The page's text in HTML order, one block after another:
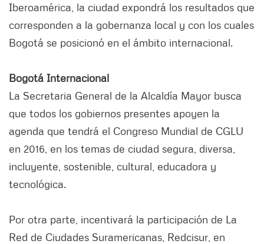
Iberoamérica, la ciudad expondrá los resultados que
corresponden a la gobernanza local y con los cuales
Bogotá se posicionó en el ámbito internacional.
Bogotá Internacional
La Secretaria General de la Alcaldía Mayor busca
que todos los gobiernos presentes apoyen la
agenda que tendrá el Congreso Mundial de CGLU
en 2016, en los temas de ciudad segura, diversa,
incluyente, sostenible, cultural, educadora y
tecnológica.
Por otra parte, incentivará la participación de La
Red de Ciudades Suramericanas, Redcisur, en